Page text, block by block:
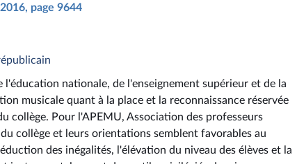
page 9644
nationale, de l'enseignement supérieur et de la
musicale quant à la place et la reconnaissance réservée
collège. Pour l'APEMU, Association des professeurs
collège et leurs orientations semblent favorables au
des inégalités, l'élévation du niveau des élèves et la